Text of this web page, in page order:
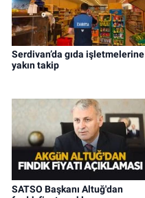
Serdivan’da gıda işletmelerine
yakın takip
SATSO Başkanı Altuğ'dan